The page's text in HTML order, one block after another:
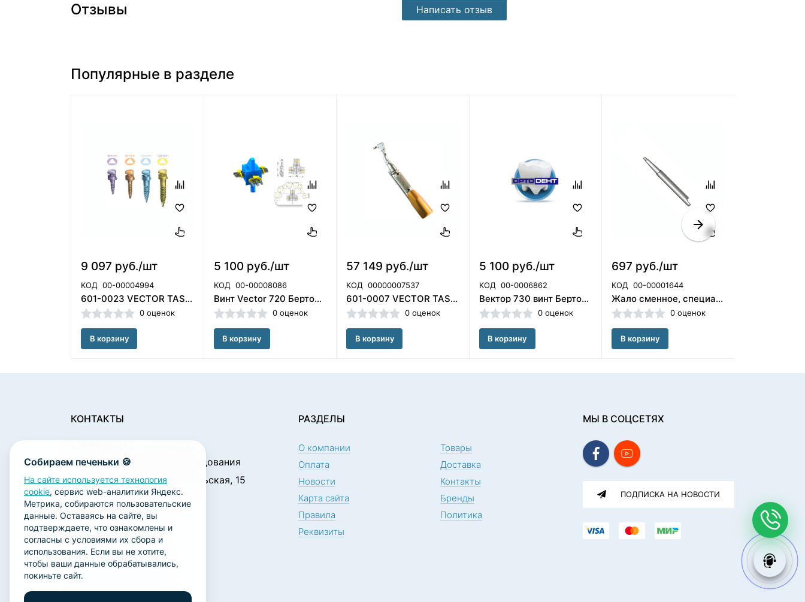
Отзывы Написать отзыв
Популярные в разделе
9 097 руб./шт
КОД 00-00004994
601-0023 VECTOR TAS мини-винт 12 мм, ORMCO
0 оценок
В корзину
5 100 руб./шт
КОД 00-00008086
Винт Vector 720 Бертони 3-х мерный. Scheu Dental, Германия/2530
0 оценок
В корзину
57 149 руб./шт
КОД 00000007537
601-0007 VECTOR TAS Отвертка универсальная, ORMCO
0 оценок
В корзину
5 100 руб./шт
КОД 00-0006862
Вектор 730 винт Бертони 3-х мерный (Германия)/2532-20
0 оценок
В корзину
697 руб./шт
КОД 00-00001644
Жало сменное, специальное 1,5 мм Конмет (Россия)
0 оценок
В корзину
Собираем печеньки 🍪
На сайте используется технология
cookie, сервис web-аналитики Яндекс.
Метрика, собираются пользовательские
данные. Оставаясь на сайте, вы
подтверждаете, что ознакомлены и
согласны с условиями их сбора и
использования. Если вы не хотите,
чтобы ваши данные обрабатывались,
покиньте сайт.
КОНТАКТЫ
стоматологического оборудования
450001, г. Уфа ул. Комсомольская, 15
Пн. - Чт.: 09:00 - 18:00
Пт.: 09:00 - 17:00
Сб., Вс.: выходной
ortodent@yandex.ru
+7 (347) 212-00-15
+7 (347) 212-01-15
РАЗДЕЛЫ
О компании
Товары
Оплата
Доставка
Новости
Контакты
Карта сайта
Бренды
Правила
Политика
Реквизиты
МЫ В СОЦСЕТЯХ
ПОДПИСКА НА НОВОСТИ